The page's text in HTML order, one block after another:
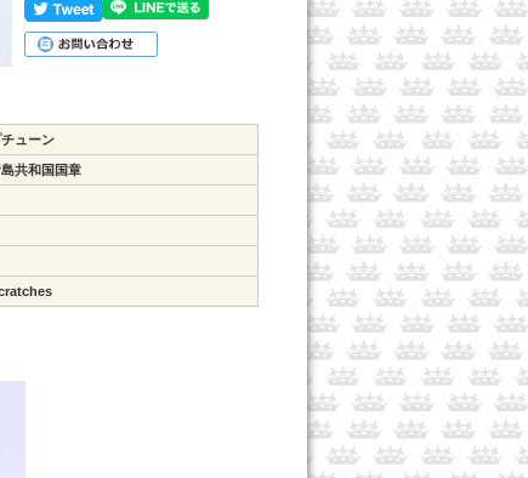
ューン
共和国国章